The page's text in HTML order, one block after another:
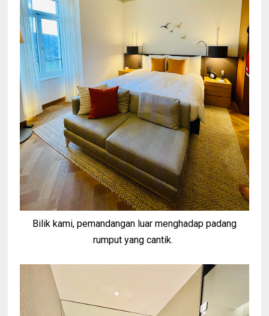
Bilik kami, pemandangan luar menghadap padang
rumput yang cantik.